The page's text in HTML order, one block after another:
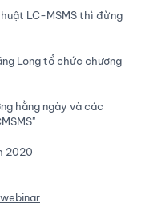
LC-MSMS thì đừng
Long tổ chức chương
hằng ngày và các
2020